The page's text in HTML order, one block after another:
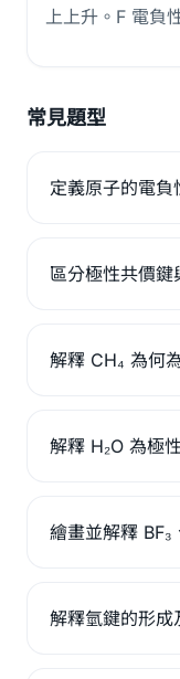
上上升。F 電負
常見題型
定義原子的電
區分極性共價
解釋 CH₄ 為何
解釋 H₂O 為極
繪畫並解釋 BF₃
解釋氫鍵的形成